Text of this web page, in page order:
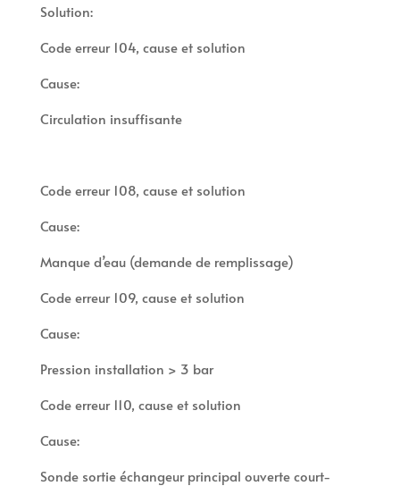
Solution:
Code erreur 104, cause et solution
Cause:
Circulation insuffisante
Code erreur 108, cause et solution
Cause:
Manque d’eau (demande de remplissage)
Code erreur 109, cause et solution
Cause:
Pression installation > 3 bar
Code erreur 110, cause et solution
Cause:
Sonde sortie échangeur principal ouverte court-